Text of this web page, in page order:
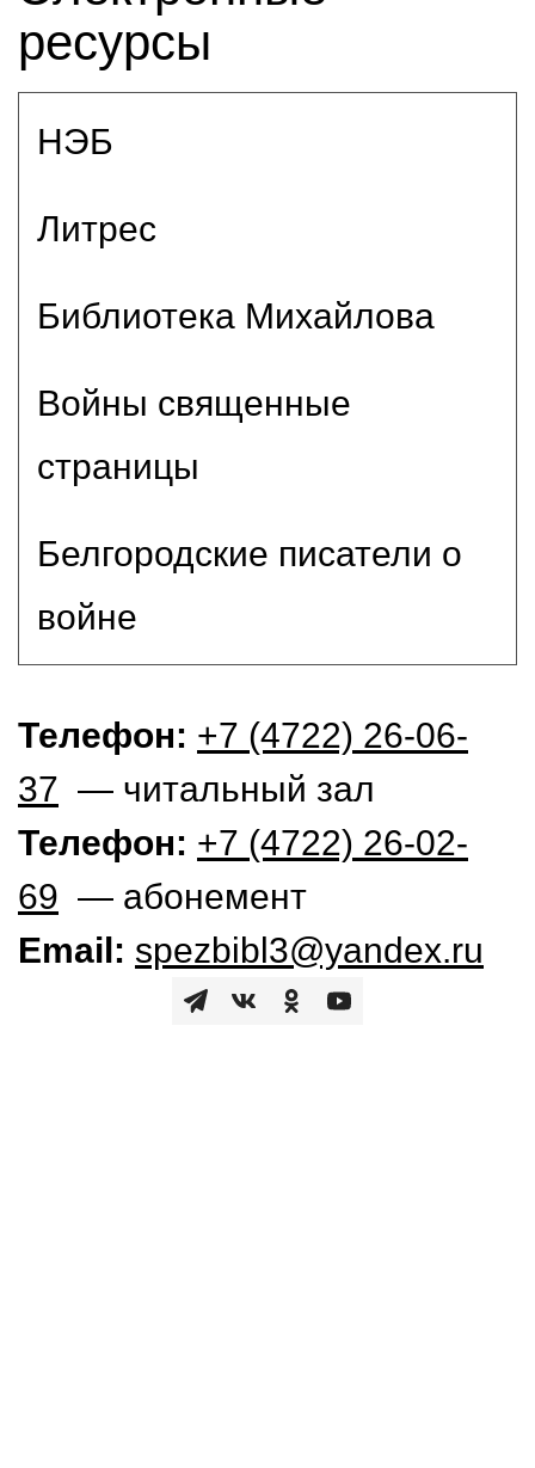
ресурсы
НЭБ
Литрес
Библиотека Михайлова
Войны священные
страницы
Белгородские писатели о
войне
Телефон: +7 (4722) 26-06-
37 — читальный зал
Телефон: +7 (4722) 26-02-
69 — абонемент
Email: spezbibl3@yandex.ru